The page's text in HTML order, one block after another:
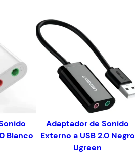
Blanco
Adaptador de Sonido
Externo a USB 2.0 Negro
Ugreen